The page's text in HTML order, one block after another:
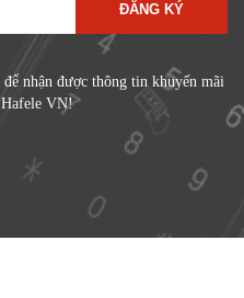
ĐĂNG KÝ
nhận được thông tin khuyến mãi
VN!